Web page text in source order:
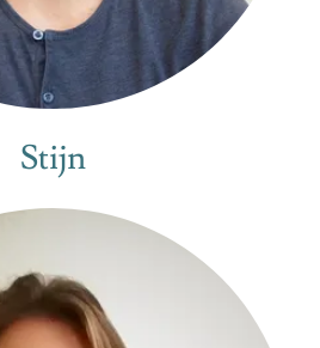
Stijn